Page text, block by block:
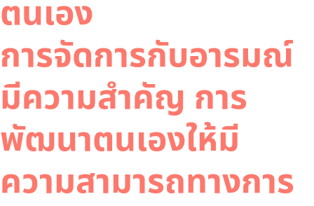
ตนเอง
การจัดการกับอารมณ์
มีความสำคัญ การ
พัฒนาตนเองให้มี
ความสามารถทางการ